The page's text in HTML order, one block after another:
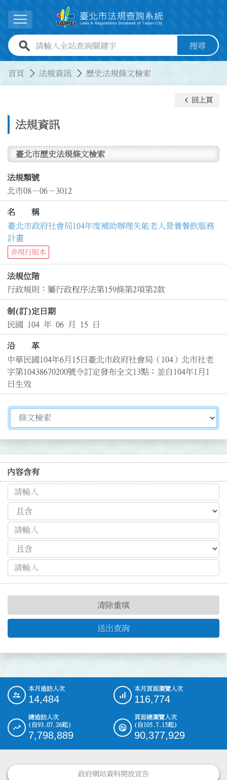
展開選單
全站查詢關鍵字欄位 搜尋
首頁 法規資訊 歷史法規條文檢索
法規資訊
keyboard_arrow_left 回上頁
臺北市歷史法規條文檢索
法規類號
北市08－06－3012
名 稱
臺北市政府社會局104年度補助辦理失能老人營養餐飲服務
計畫
非現行版本
法規位階
行政規則：屬行政程序法第159條第2項第2款
制(訂)定日期
民國 104 年 06 月 15 日
沿 革
中華民國104年6月15日臺北市政府社會局（104）北市社老
字第10438670200號令訂定發布全文13點；並自104年1月1
日生效
切換選擇法規資訊內容
內容含有
送出查詢
清除重填
::: 本月造訪人次
14,484
本月頁面瀏覽人次
116,774
總造訪人次
(自93.07.26起)
7,798,889
頁面總瀏覽人次
(自105.7.15起)
90,377,929
政府網站資料開放宣告